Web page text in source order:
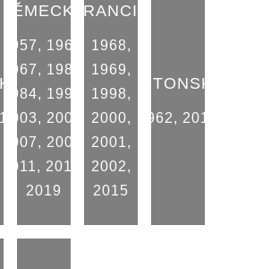
NĚMECKO
1957, 1965
1967, 1982
1984, 1991
2003, 2005
2007, 2009
2011, 2015
2019
FRANCIE
1968,
1969,
1998,
2000,
2001,
2002,
2015
ESTONSKO
1962, 2015